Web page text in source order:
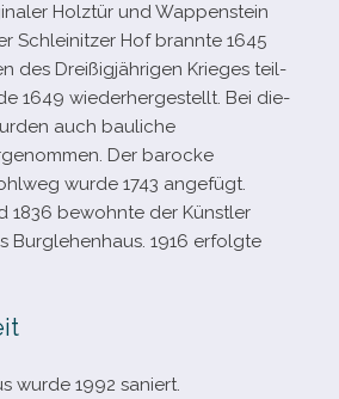
Holztür und Wappenstein
Schleinitzer Hof brannte 1645
des Dreißigjährigen Krieges teil­
1649 wie­der­her­ge­stellt. Bei die­
auch bau­li­che
Der baro­cke
wurde 1743 ange­fügt.
1836 bewohnte der Künstler
Burglehenhaus. 1916 erfolgte
wurde 1992 saniert.